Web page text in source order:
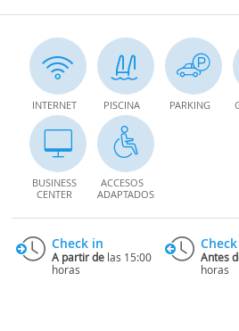
INTERNET PISCINA PARKING
BUSINESS
CENTER
ACCESOS
ADAPTADOS
Check in
A partir delas 15:00
horas
Antes
horas